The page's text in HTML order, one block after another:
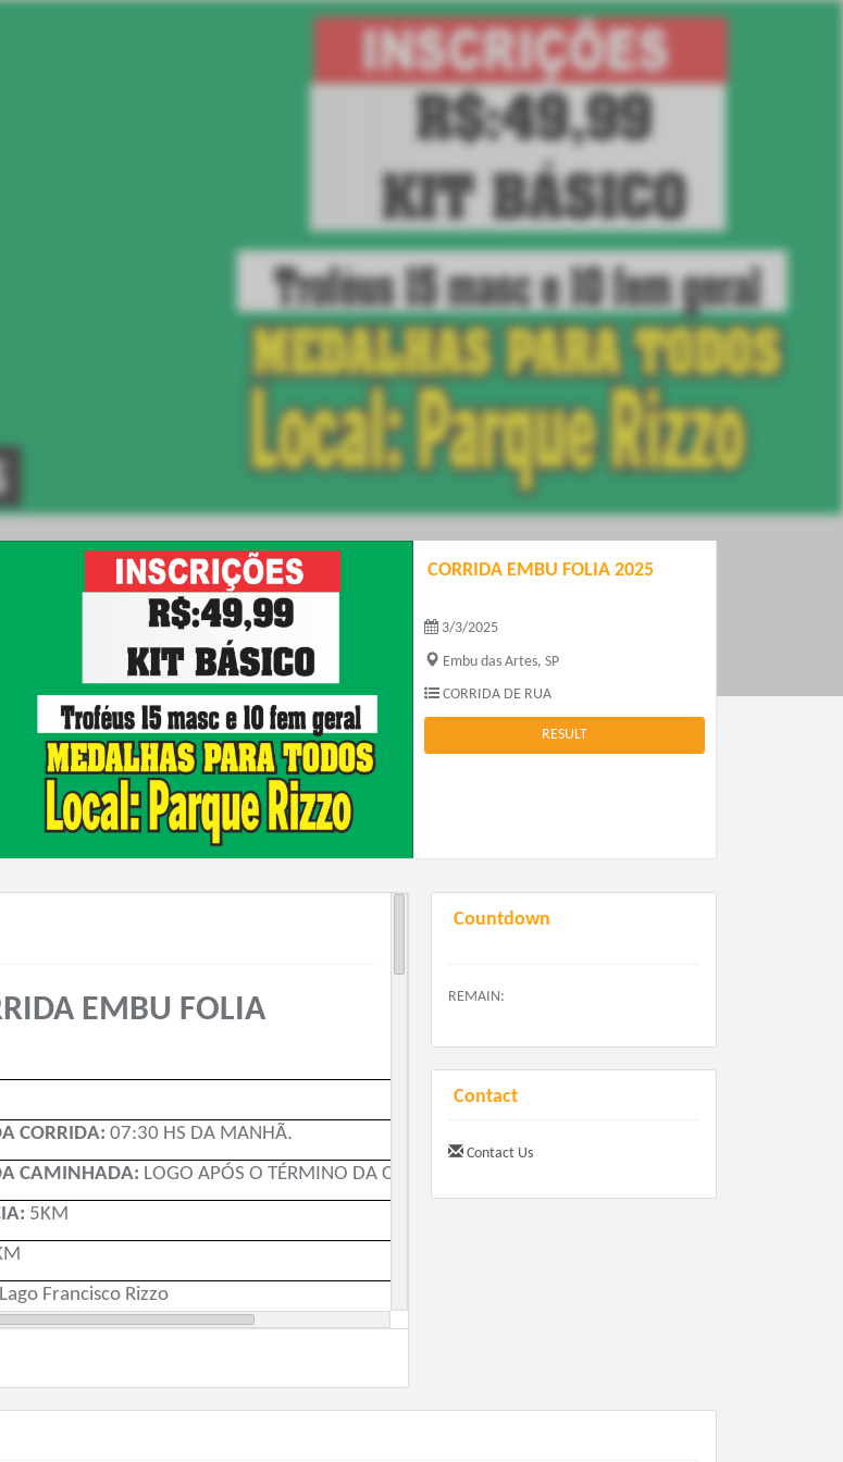
CORRIDA EMBU FOLIA 2025
3/3/2025
Embu das Artes, SP
CORRIDA DE RUA
RESULT
EMBU FOLIA
CORRIDA: 07:30 HS DA MANHÃ.
CAMINHADA: LOGO APÓS O TÉRMINO DA CORRIDA
5KM
Francisco Rizzo
(km 282 da Rodovia Regis Bittencourt).
SÁBADO DE CARNAVAL: 01/03-
SEGUNDA DE CARNAVAL: 03/03-
Countdown
REMAIN:
Contact
Contact Us